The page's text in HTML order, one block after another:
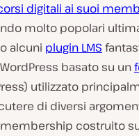
digitali ai suoi
molto popolari
alcuni plugin LMS
basato su un
utilizzato
di diversi
costruito